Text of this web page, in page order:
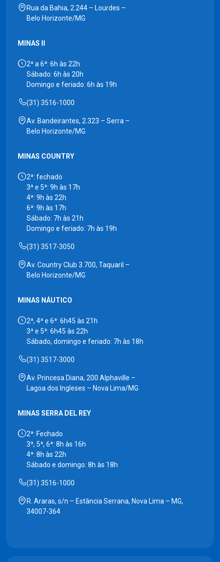
Rua da Bahia, 2.244 – Lourdes –
Belo Horizonte/MG
MINAS II
2ª a 6ª: 6h às 22h
Sábado: 6h às 20h
Domingo e feriado: 6h às 19h
(31) 3516-1000
Av. Bandeirantes, 2.323 – Serra –
Belo Horizonte/MG
MINAS COUNTRY
2ª: fechado
3ª e 5ª: 9h às 17h
4ª: 9h às 22h
6ª: 9h às 17h
Sábado: 7h às 21h
Domingo e feriado: 7h às 19h
(31) 3517-3050
Av. Country Club 3.700, Taquaril –
Belo Horizonte/MG
MINAS NÁUTICO
2ª, 4ª e 6ª: 6h45 às 21h
3ª e 5ª: 6h45 às 22h
Sábado, domingo e feriado: 7h às 18h
(31) 3517-3000
Av. Princesa Diana, 200 Alphaville –
Lagoa dos Ingleses – Nova Lima/MG
MINAS SERRA DEL REY
2ª: Fechado
3ª, 5ª, 6ª: 8h às 16h
4ª: 8h às 22h
Sábado e domingo: 8h às 18h
(31) 3516-1000
R. Araras, s/n – Estância Serrana, Nova Lima – MG,
34007-364